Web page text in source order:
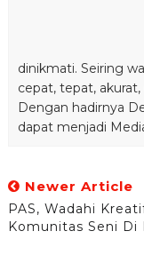
dinikmati. Seiring
cepat, tepat,
Dengan hadirnya
dapat menjadi
Newer Article
PAS, Wadahi
Komunitas Seni Di